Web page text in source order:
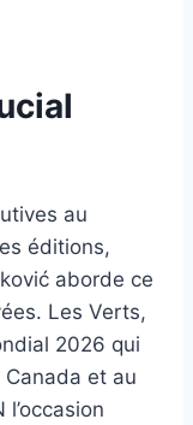
au
éditions,
aborde ce
Les Verts,
2026 qui
et au